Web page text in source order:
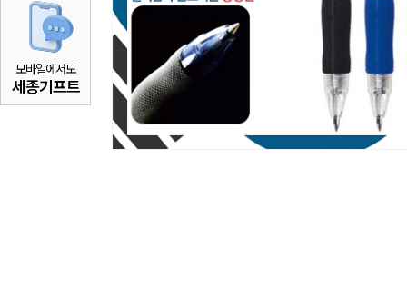
모바일에서도
세종기프트